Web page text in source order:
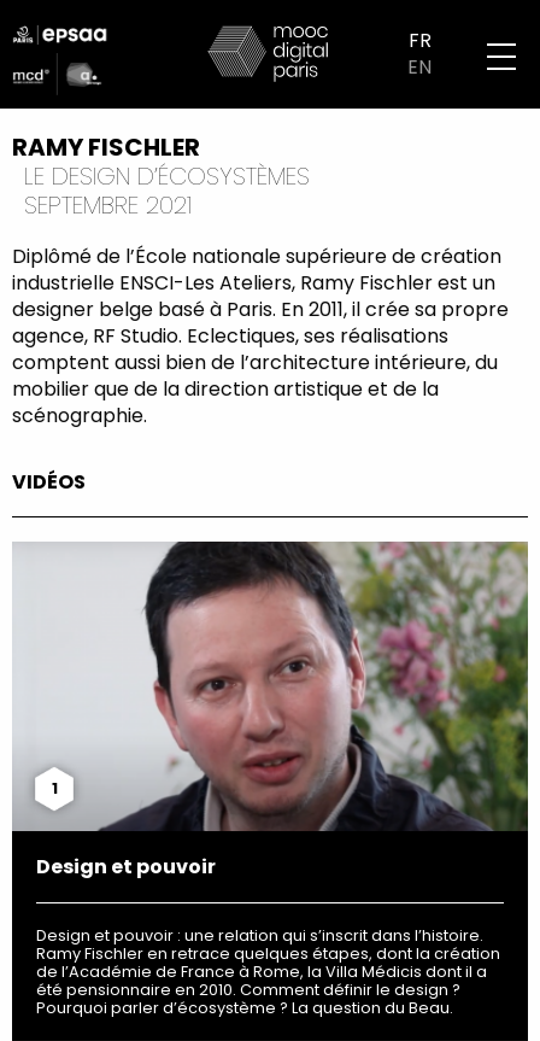
au
contenu
principal
logo
partenaires
mobile
FR
EN
RAMY FISCHLER
LE DESIGN D’ÉCOSYSTÈMES
SEPTEMBRE 2021
Diplômé de l’École nationale supérieure de création
industrielle ENSCI-Les Ateliers, Ramy Fischler est un
designer belge basé à Paris. En 2011, il crée sa propre
agence, RF Studio. Eclectiques, ses réalisations
comptent aussi bien de l’architecture intérieure, du
mobilier que de la direction artistique et de la
scénographie.
VIDÉOS
1
Design et pouvoir
Design et pouvoir : une relation qui s’inscrit dans l’histoire.
Ramy Fischler en retrace quelques étapes, dont la création
de l’Académie de France à Rome, la Villa Médicis dont il a
été pensionnaire en 2010. Comment définir le design ?
Pourquoi parler d’écosystème ? La question du Beau.